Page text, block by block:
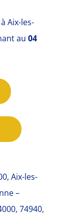
Aix-les-
au 04
Aix-les-
–
74940,